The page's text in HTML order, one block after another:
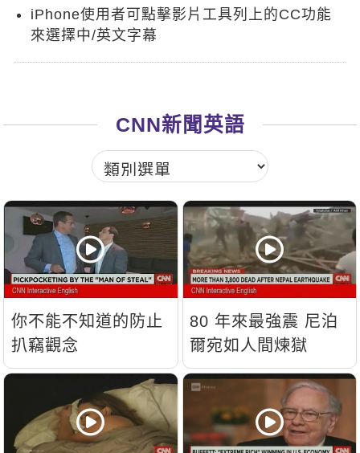
新聞英文
iPhone使用者可點擊影片工具列上的CC功能
來選擇中/英文字幕
CNN新聞英語
你不能不知道的防止
扒竊觀念
80 年來最強震 尼泊
爾宛如人間煉獄